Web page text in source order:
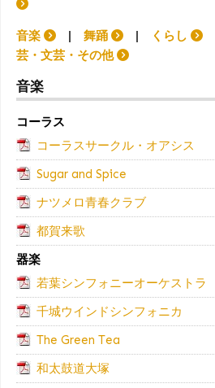
音楽 舞踊 くらし
芸・文芸・その他
音楽
コーラス
コーラスサークル・オアシス
Sugar and Spice
ナツメロ青春クラブ
都賀来歌
器楽
若葉シンフォニーオーケストラ
千城ウインドシンフォニカ
The Green Tea
和太鼓道大塚